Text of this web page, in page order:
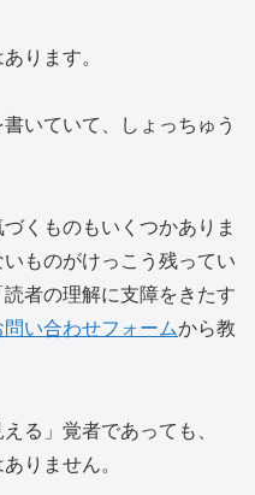
ります。
いていて、しょっちゅう
くものもいくつかありま
ものがけっこう残ってい
者の理解に支障をきたす
問い合わせフォームから教
る」覚者であっても、
りません。